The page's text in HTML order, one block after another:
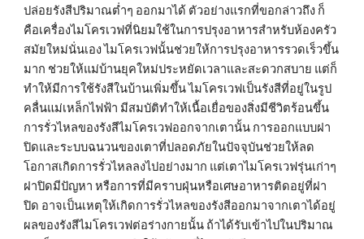
ปล่อยรังสีปริมาณต่ำๆ ออกมาได้ ตัวอย่างแรกที่ขอกล่าวถึง ก็
คือเครื่องไมโครเวฟที่นิยมใช้ในการปรุงอาหารสำหรับห้องครัว
สมัยใหม่นั่นเอง ไมโครเวฟนั้นช่วยให้การปรุงอาหารรวดเร็วขึ้น
มาก ช่วยให้แม่บ้านยุคใหม่ประหยัดเวลาและสะดวกสบาย แต่ก็
ทำให้มีการใช้รังสีในบ้านเพิ่มขึ้น ไมโครเวฟเป็นรังสีที่อยู่ในรูป
คลื่นแม่เหล็กไฟฟ้า มีสมบัติทำให้เนื้อเยื่อของสิ่งมีชีวิตร้อนขึ้น
การรั่วไหลของรังสีไมโครเวฟออกจากเตานั้น การออกแบบฝา
ปิดและระบบฉนวนของเตาที่ปลอดภัยในปัจจุบันช่วยให้ลด
โอกาสเกิดการรั่วไหลลงไปอย่างมาก แต่เตาไมโครเวฟรุ่นเก่าๆ
ฝาปิดมีปัญหา หรือการที่มีคราบฝุ่นหรือเศษอาหารติดอยู่ที่ฝา
ปิด อาจเป็นเหตุให้เกิดการรั่วไหลของรังสีออกมาจากเตาได้อยู่
ผลของรังสีไมโครเวฟต่อร่างกายนั้น ถ้าได้รับเข้าไปในปริมาณ